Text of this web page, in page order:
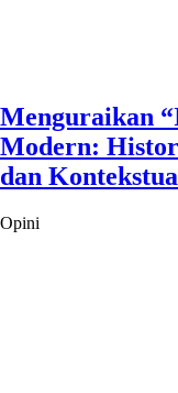
Menguraikan
Modern:
dan
Opini